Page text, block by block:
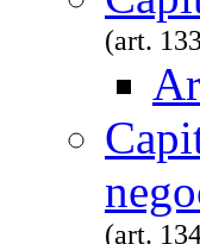
(art.
(art.